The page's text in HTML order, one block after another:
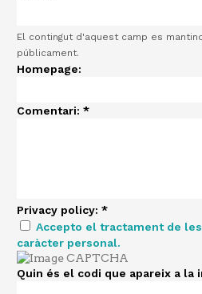
El contingut d'aquest camp es
públicament.
Homepage:
Comentari: *
Privacy policy: *
Accepto el tractament de
caràcter personal.
Quin és el codi que apareix a la